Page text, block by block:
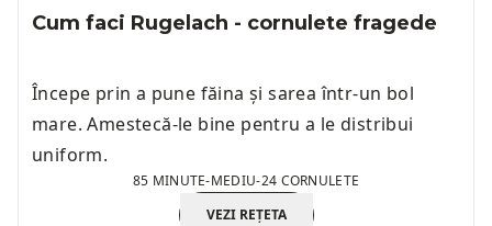
Cum faci Rugelach - cornulete fragede
Începe prin a pune făina și sarea într-un bol
mare. Amestecă-le bine pentru a le distribui
uniform.
85 MINUTE-MEDIU-24 CORNULETE
VEZI REȚETA